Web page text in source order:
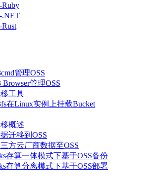
.NET
管理OSS
Browser管理OSS
工具
在Linux实例上挂载Bucket
概述
迁移到OSS
方云厂商数据至OSS
存算一体模式下基于OSS备份
存算分离模式下基于OSS部署